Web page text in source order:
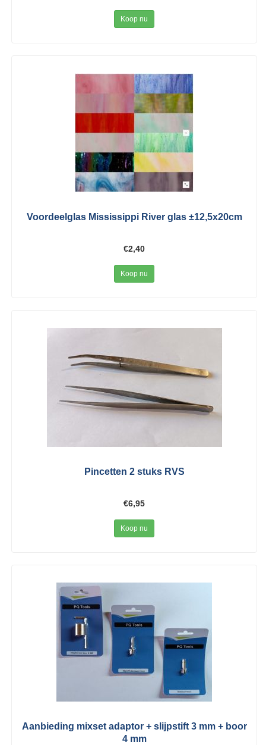
Koop nu
Voordeelglas Mississippi River glas ±12,5x20cm
€2,40
Koop nu
Pincetten 2 stuks RVS
€6,95
Koop nu
Aanbieding mixset adaptor + slijpstift 3 mm + boor
4 mm